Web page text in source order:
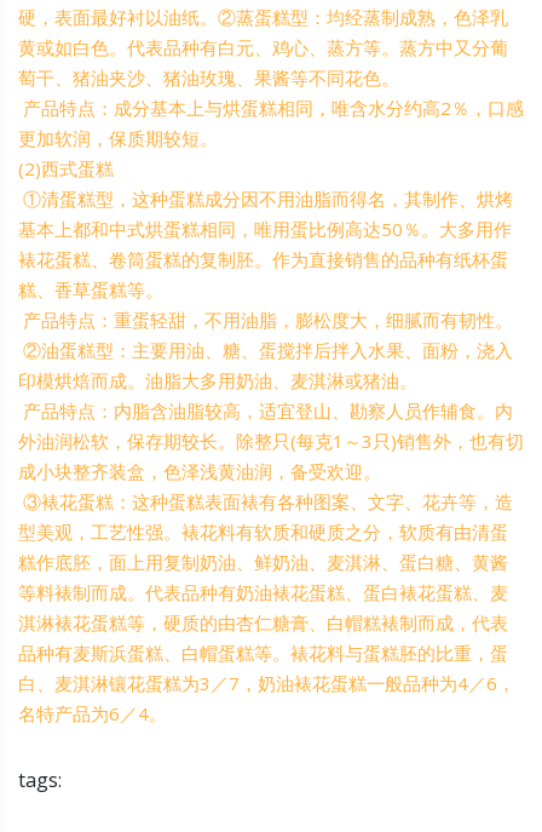
硬，表面最好衬以油纸。②蒸蛋糕型：均经蒸制成熟，色泽乳
黄或如白色。代表品种有白元、鸡心、蒸方等。蒸方中又分葡
萄干、猪油夹沙、猪油玫瑰、果酱等不同花色。
产品特点：成分基本上与烘蛋糕相同，唯含水分约高2％，口感
更加软润，保质期较短。
(2)西式蛋糕
①清蛋糕型，这种蛋糕成分因不用油脂而得名，其制作、烘烤
基本上都和中式烘蛋糕相同，唯用蛋比例高达50％。大多用作
裱花蛋糕、卷筒蛋糕的复制胚。作为直接销售的品种有纸杯蛋
糕、香草蛋糕等。
产品特点：重蛋轻甜，不用油脂，膨松度大，细腻而有韧性。
②油蛋糕型：主要用油、糖、蛋搅拌后拌入水果、面粉，浇入
印模烘焙而成。油脂大多用奶油、麦淇淋或猪油。
产品特点：内脂含油脂较高，适宜登山、勘察人员作辅食。内
外油润松软，保存期较长。除整只(每克1～3只)销售外，也有切
成小块整齐装盒，色泽浅黄油润，备受欢迎。
③裱花蛋糕：这种蛋糕表面裱有各种图案、文字、花卉等，造
型美观，工艺性强。裱花料有软质和硬质之分，软质有由清蛋
糕作底胚，面上用复制奶油、鲜奶油、麦淇淋、蛋白糖、黄酱
等料裱制而成。代表品种有奶油裱花蛋糕、蛋白裱花蛋糕、麦
淇淋裱花蛋糕等，硬质的由杏仁糖膏、白帽糕裱制而成，代表
品种有麦斯浜蛋糕、白帽蛋糕等。裱花料与蛋糕胚的比重，蛋
白、麦淇淋镶花蛋糕为3／7，奶油裱花蛋糕一般品种为4／6，
名特产品为6／4。
tags: